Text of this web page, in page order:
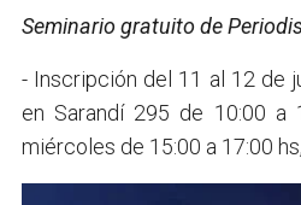
Seminario gratuito de
- Inscripción del 11 al 12 de
en Sarandí 295 de 10:00 a
miércoles de 15:00 a 17:00